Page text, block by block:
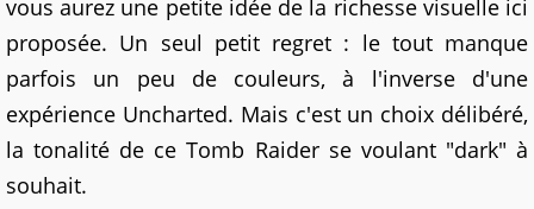
vous aurez une petite idée de la richesse visuelle ici
proposée. Un seul petit regret : le tout manque
parfois un peu de couleurs, à l'inverse d'une
expérience Uncharted. Mais c'est un choix délibéré,
la tonalité de ce Tomb Raider se voulant "dark" à
souhait.